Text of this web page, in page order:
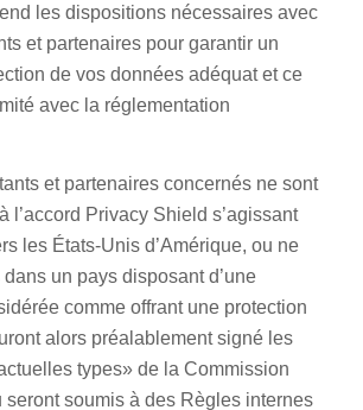
les dispositions nécessaires avec
et partenaires pour garantir un
de vos données adéquat et ce
avec la réglementation
et partenaires concernés ne sont
l’accord Privacy Shield s’agissant
les États-Unis d’Amérique, ou ne
un pays disposant d’une
comme offrant une protection
alors préalablement signé les
types» de la Commission
seront soumis à des Règles internes